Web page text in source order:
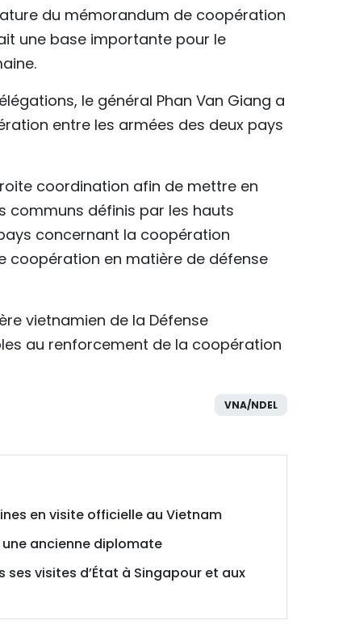
du mémorandum de coopération
une base importante pour le
le général Phan Van Giang a
entre les armées des deux pays
coordination afin de mettre en
définis par les hauts
concernant la coopération
coopération en matière de défense
vietnamien de la Défense
au renforcement de la coopération
VNA/NDEL
en visite officielle au Vietnam
une ancienne diplomate
visites d’État à Singapour et aux